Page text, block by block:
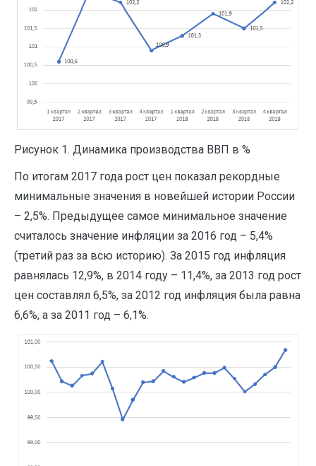
Рисунок 1. Динамика производства ВВП в %
По итогам 2017 года рост цен показал рекордные
минимальные значения в новейшей истории России
– 2,5%. Предыдущее самое минимальное значение
считалось значение инфляции за 2016 год – 5,4%
(третий раз за всю историю). За 2015 год инфляция
равнялась 12,9%, в 2014 году – 11,4%, за 2013 год рост
цен составлял 6,5%, за 2012 год инфляция была равна
6,6%, а за 2011 год – 6,1%.